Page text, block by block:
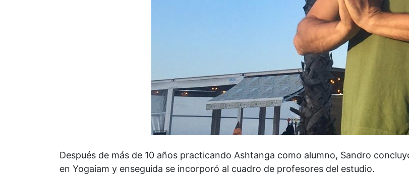
Después de más de 10 años practicando Ashtanga como alumno, Sandro
en Yogaiam y enseguida se incorporó al cuadro de profesores del estudio.